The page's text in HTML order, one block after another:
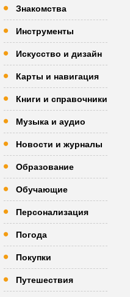
Знакомства
Инструменты
Искусство и дизайн
Карты и навигация
Книги и справочники
Музыка и аудио
Новости и журналы
Образование
Обучающие
Персонализация
Погода
Покупки
Путешествия